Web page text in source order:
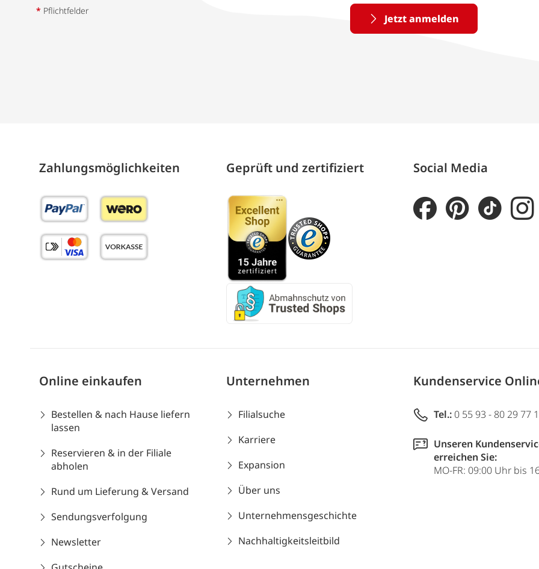
Jetzt anmelden
* Pflichtfelder
Zahlungs­möglich­keiten Geprüft und zertifiziert Social Media
Online einkaufen
Bestellen & nach Hause liefern
lassen
Reservieren & in der Filiale
abholen
Rund um Lieferung & Versand
Sendungsverfolgung
Newsletter
Unternehmen
Filialsuche
Karriere
Expansion
Über uns
Unternehmensgeschichte
Nachhaltigkeitsleitbild
Kundenservice
Tel.: 0 55 93 - 80 29 77
Unseren
erreichen Sie:
MO-FR: 09:00 Uhr bis